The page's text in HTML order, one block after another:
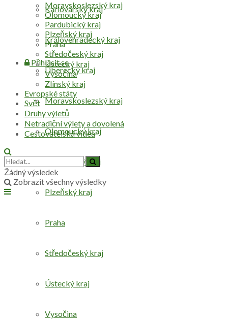
Přihlásit se
Karlovarský kraj
Královéhradecký kraj
Liberecký kraj
Moravskoslezský kraj
Olomoucký kraj
Pardubický kraj
Plzeňský kraj
Praha
Středočeský kraj
Ústecký kraj
Vysočina
Moravskoslezský kraj
Olomoucký kraj
Pardubický kraj
Plzeňský kraj
Praha
Středočeský kraj
Ústecký kraj
Vysočina
Zlínský kraj
Evropské státy
Svět
Druhy výletů
Netradiční výlety a dovolená
Cestovatelská videa
Žádný výsledek
Zobrazit všechny výsledky